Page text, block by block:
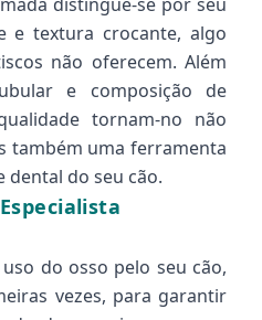
e textura crocante, algo
não oferecem. Além
e composição de
tornam-no não
também uma ferramenta
dental do seu cão.
do osso pelo seu cão,
vezes, para garantir